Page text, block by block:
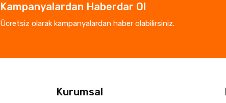
Kampanyalardan Haberdar Ol
Ücretsiz olarak kampanyalardan haber olabilirsiniz.
Kurumsal